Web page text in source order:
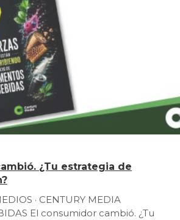
¿Tu estrategia de
· CENTURY MEDIA
El consumidor cambió. ¿Tu